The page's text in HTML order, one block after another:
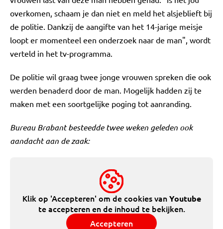
overkomen, schaam je dan niet en meld het alsjeblieft bij
de politie. Dankzij de aangifte van het 14-jarige meisje
loopt er momenteel een onderzoek naar de man", wordt
verteld in het tv-programma.
De politie wil graag twee jonge vrouwen spreken die ook
werden benaderd door de man. Mogelijk hadden zij te
maken met een soortgelijke poging tot aanranding.
Bureau Brabant besteedde twee weken geleden ook
aandacht aan de zaak:
Klik op 'Accepteren' om de cookies vanYoutube
te accepteren en de inhoud te bekijken.
Accepteren